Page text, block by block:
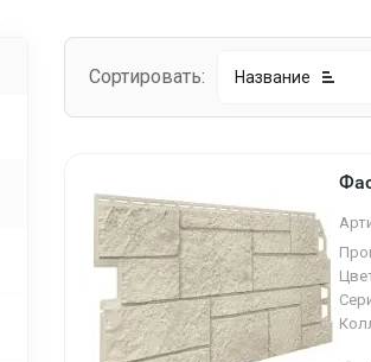
Сортировать: Название